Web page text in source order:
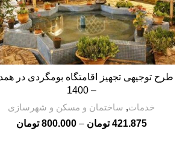
VIEW PRODUCTS
طرح توجیهی تجهیز اقامتگاه بومگردی در
– 1400
خدمات, ساختمان و مسکن و شهرسازی
421.875 تومان –
800.000 تومان